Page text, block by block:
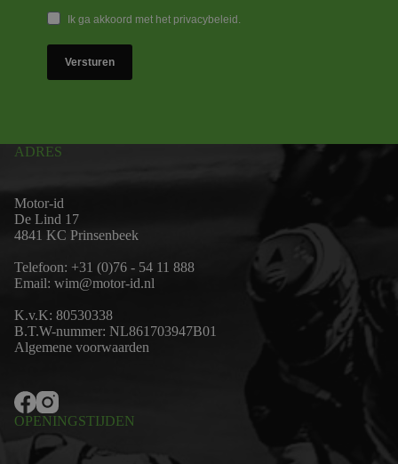
Ik ga akkoord met het privacybeleid.
Versturen
ADRES
Motor-id
De Lind 17
4841 KC Prinsenbeek
Telefoon: +31 (0)76 - 54 11 888
Email: wim@motor-id.nl
K.v.K: 80530338
B.T.W-nummer: NL861703947B01
Algemene voorwaarden
OPENINGSTIJDEN